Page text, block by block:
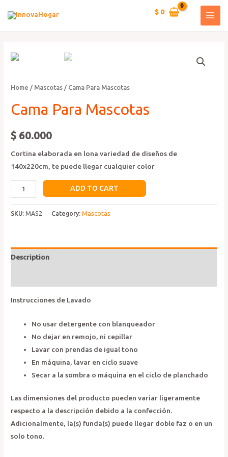
$ 0
Home / Mascotas / Cama Para Mascotas
Cama Para Mascotas
$ 60.000
Cortina elaborada en lona variedad de diseños de
140x220cm, te puede llegar cualquier color
Cama
Para
Mascotas
ADD TO CART
SKU:MAS2 Category:Mascotas
Description
Instrucciones de Lavado
No usar detergente con blanqueador
No dejar en remojo, ni cepillar
Lavar con prendas de igual tono
En máquina, lavar en ciclo suave
Secar a la sombra o máquina en el ciclo de planchado
Las dimensiones del producto pueden variar ligeramente
respecto a la descripción debido a la confección.
Adicionalmente, la(s) funda(s) puede llegar doble faz o en un
solo tono.